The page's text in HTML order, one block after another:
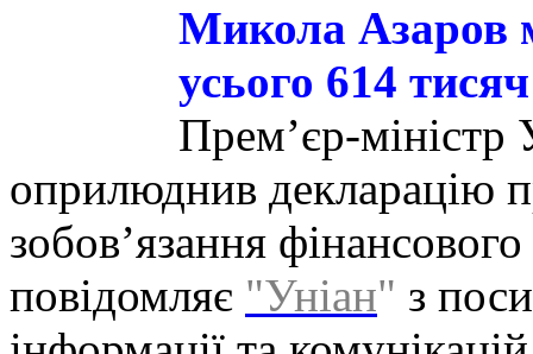
Микола Азаров
усього 614
Прем’єр-
оприлюднив декларацію
зобов’язання
повідомляє "Уніан" з